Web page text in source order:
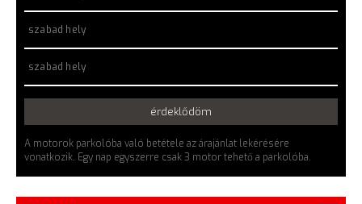
szabad hely
szabad hely
érdeklődöm
A motorok parkolóba való betétele az árajánlat lekérésére
vonatkozik. Egy nap egyszerre csak 3 motor tehető a parkolóba.